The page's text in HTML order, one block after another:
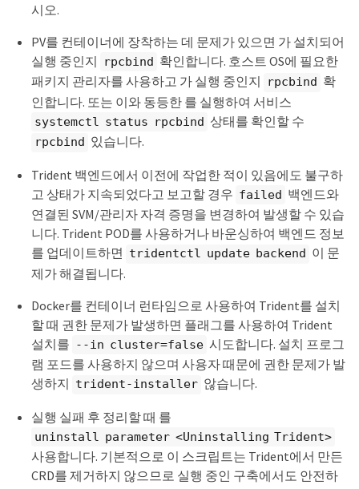
시오.
PV를 컨테이너에 장착하는 데 문제가 있으면 가 설치되어
실행 중인지
rpcbind 확인합니다. 호스트 OS에 필요한
패키지 관리자를 사용하고 가 실행 중인지
rpcbind 확
인합니다. 또는 이와 동등한 를 실행하여 서비스
systemctl status rpcbind 상태를 확인할 수
rpcbind 있습니다.
Trident 백엔드에서 이전에 작업한 적이 있음에도 불구하
고 상태가 지속되었다고 보고할 경우 failed 백엔드와
연결된 SVM/관리자 자격 증명을 변경하여 발생할 수 있습
니다. Trident POD를 사용하거나 바운싱하여 백엔드 정보
를 업데이트하면 tridentctl update backend 이 문
제가 해결됩니다.
Docker를 컨테이너 런타임으로 사용하여 Trident를 설치
할 때 권한 문제가 발생하면 플래그를 사용하여 Trident
설치를 --in cluster=false 시도합니다. 설치 프로그
램 포드를 사용하지 않으며 사용자 때문에 권한 문제가 발
생하지 trident-installer 않습니다.
실행 실패 후 정리할 때 를
uninstall parameter <Uninstalling Trident>
사용합니다. 기본적으로 이 스크립트는 Trident에서 만든
CRD를 제거하지 않으므로 실행 중인 구축에서도 안전하